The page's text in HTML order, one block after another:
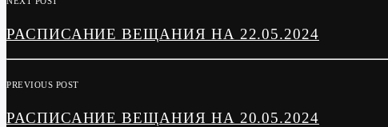
РАСПИСАНИЕ ВЕЩАНИЯ НА 22.05.2024
PREVIOUS POST
РАСПИСАНИЕ ВЕЩАНИЯ НА 20.05.2024